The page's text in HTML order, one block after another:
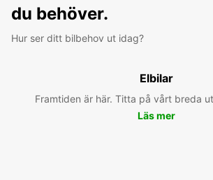
du behöver.
Hur ser ditt bilbehov ut idag?
Elbilar
Framtiden är här. Titta på vårt breda
Läs mer